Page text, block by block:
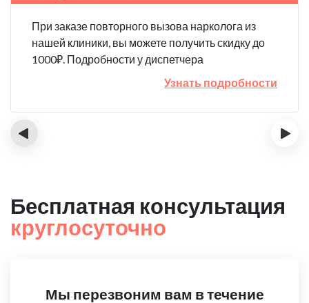
При заказе повторного вызова нарколога из
нашей клиники, вы можете получить скидку до
1000₽. Подробности у диспетчера
Узнать подробности
‹ ›
Бесплатная консультация
круглосуточно
Мы перезвоним вам в течение